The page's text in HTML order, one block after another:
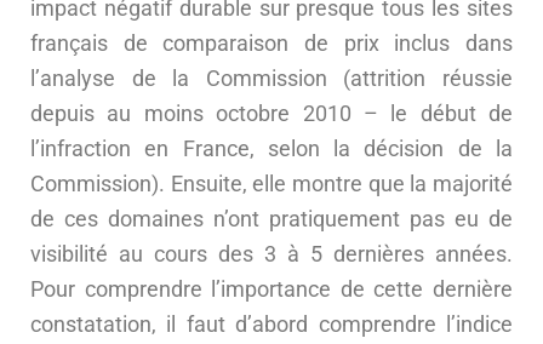
impact négatif durable sur presque tous les sites
français de comparaison de prix inclus dans
l’analyse de la Commission (attrition réussie
depuis au moins octobre 2010 – le début de
l’infraction en France, selon la décision de la
Commission). Ensuite, elle montre que la majorité
de ces domaines n’ont pratiquement pas eu de
visibilité au cours des 3 à 5 dernières années.
Pour comprendre l’importance de cette dernière
constatation, il faut d’abord comprendre l’indice